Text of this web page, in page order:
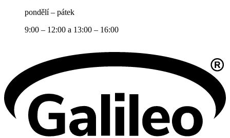
pondělí – pátek
9:00 – 12:00 a 13:00 – 16:00